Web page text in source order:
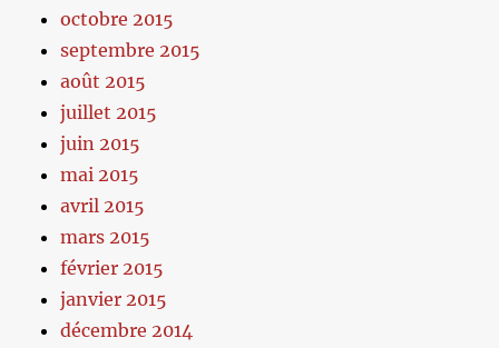
octobre 2015
septembre 2015
août 2015
juillet 2015
juin 2015
mai 2015
avril 2015
mars 2015
février 2015
janvier 2015
décembre 2014